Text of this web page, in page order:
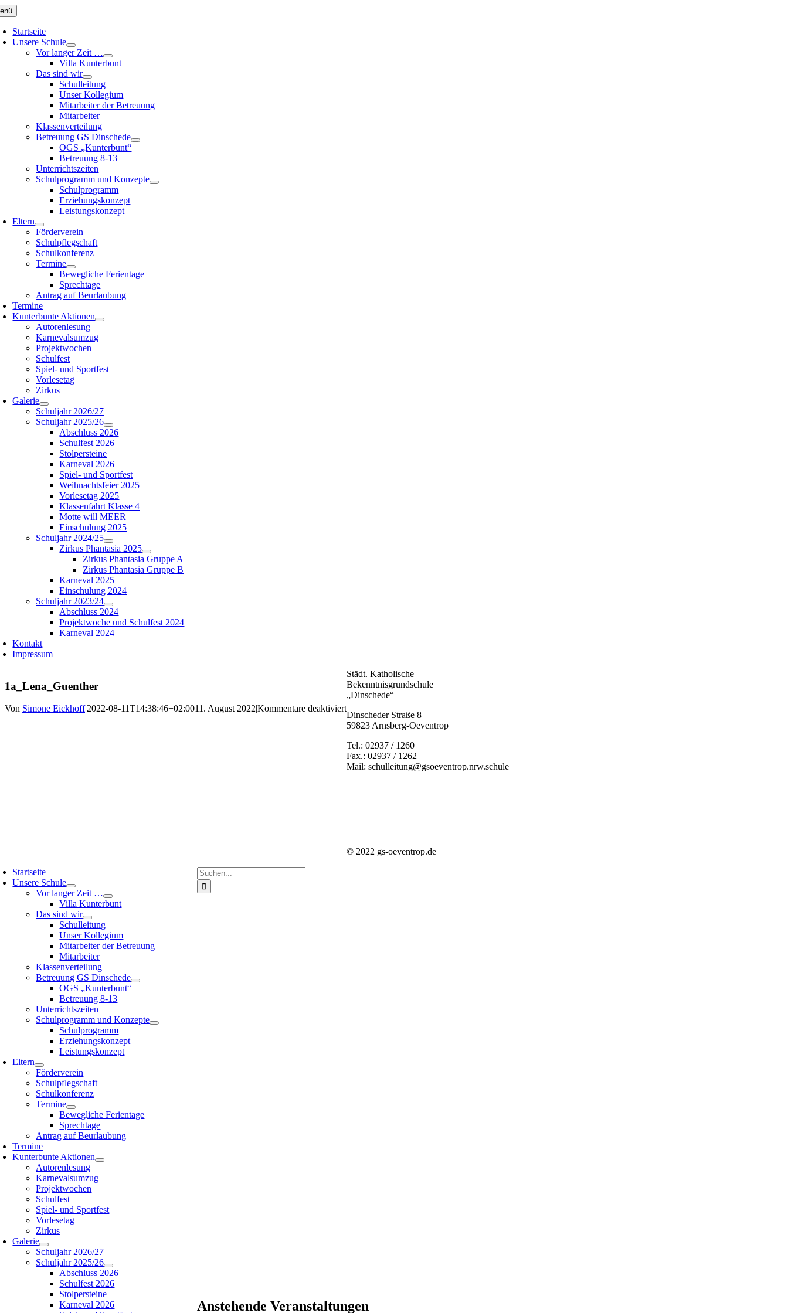
Zum
Inhalt
springen
Startseite
Unsere Schule
Vor langer Zeit …
Villa Kunterbunt
Das sind wir
Schulleitung
Unser Kollegium
Mitarbeiter der Betreuung
Mitarbeiter
Klassenverteilung
Betreuung GS Dinschede
OGS „Kunterbunt“
Betreuung 8-13
Unterrichtszeiten
Schulprogramm und Konzepte
Schulprogramm
Erziehungskonzept
Leistungskonzept
Eltern
Förderverein
Schulpflegschaft
Schulkonferenz
Termine
Bewegliche Ferientage
Sprechtage
Antrag auf Beurlaubung
Termine
Kunterbunte Aktionen
Autorenlesung
Karnevalsumzug
Projektwochen
Schulfest
Spiel- und Sportfest
Vorlesetag
Zirkus
Galerie
Schuljahr 2026/27
Schuljahr 2025/26
Abschluss 2026
Schulfest 2026
Stolpersteine
Karneval 2026
Spiel- und Sportfest
Weihnachtsfeier 2025
Vorlesetag 2025
Klassenfahrt Klasse 4
Motte will MEER
Einschulung 2025
Schuljahr 2024/25
Zirkus Phantasia 2025
Zirkus Phantasia Gruppe A
Zirkus Phantasia Gruppe B
Karneval 2025
Einschulung 2024
Schuljahr 2023/24
Abschluss 2024
Projektwoche und Schulfest 2024
Karneval 2024
Kontakt
Impressum
1a_Lena_Guenther
Von Simone Eickhoff|2022-08-11T14:38:46+02:0011. August 2022|Kommentare deaktiviertfür
1a_Lena_Guenther
Suche
nach:
Anstehende Veranstaltungen
Städt. Katholische
Bekenntnisgrundschule
„Dinschede“
Dinscheder Straße 8
59823 Arnsberg-Oeventrop
Tel.: 02937 / 1260
Fax.: 02937 / 1262
Mail: schulleitung@gsoeventrop.nrw.schule
© 2022 gs-oeventrop.de
Startseite
Unsere Schule
Vor langer Zeit …
Villa Kunterbunt
Das sind wir
Schulleitung
Unser Kollegium
Mitarbeiter der Betreuung
Mitarbeiter
Klassenverteilung
Betreuung GS Dinschede
OGS „Kunterbunt“
Betreuung 8-13
Unterrichtszeiten
Schulprogramm und Konzepte
Schulprogramm
Erziehungskonzept
Leistungskonzept
Eltern
Förderverein
Schulpflegschaft
Schulkonferenz
Termine
Bewegliche Ferientage
Sprechtage
Antrag auf Beurlaubung
Termine
Kunterbunte Aktionen
Autorenlesung
Karnevalsumzug
Projektwochen
Schulfest
Spiel- und Sportfest
Vorlesetag
Zirkus
Galerie
Schuljahr 2026/27
Schuljahr 2025/26
Abschluss 2026
Schulfest 2026
Stolpersteine
Karneval 2026